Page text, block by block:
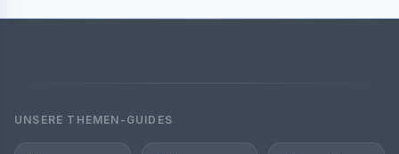
UNSERE THEMEN-GUIDES